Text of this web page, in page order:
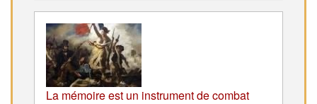
La mémoire est un instrument de combat